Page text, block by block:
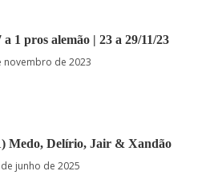
1 pros alemão | 23 a 29/11/23
novembro de 2023
Medo, Delírio, Jair & Xandão
junho de 2025